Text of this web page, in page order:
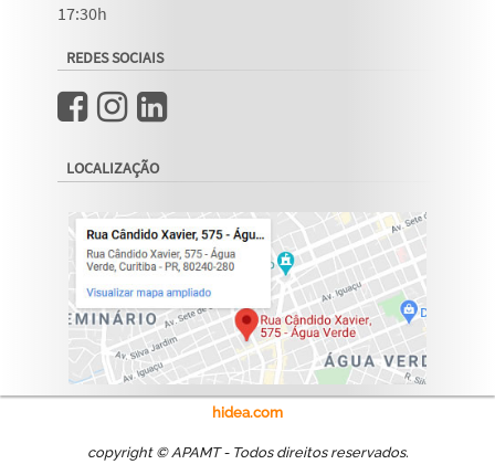
17:30h
REDES SOCIAIS
LOCALIZAÇÃO
hidea.com
copyright © APAMT - Todos direitos reservados.